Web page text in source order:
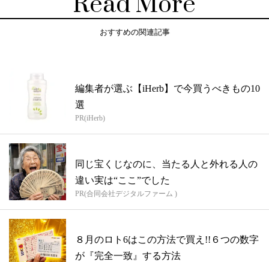
おすすめの関連記事
編集者が選ぶ【iHerb】で今買うべきもの10
選
PR(iHerb)
同じ宝くじなのに、当たる人と外れる人の
違い実は“ここ”でした
PR(合同会社デジタルファーム )
８月のロト6はこの方法で買え!!６つの数字
が『完全一致』する方法